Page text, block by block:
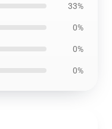
33%
0%
0%
0%